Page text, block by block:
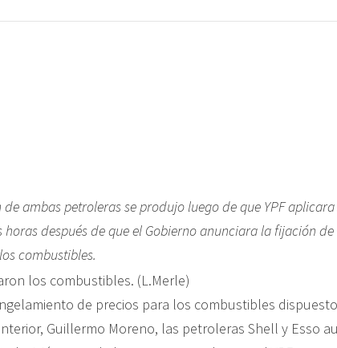
de ambas petroleras se produjo luego de que YPF
horas después de que el Gobierno anunciara la fijación
combustibles.
de precios para los combustibles
Guillermo Moreno, las petroleras Shell y Esso